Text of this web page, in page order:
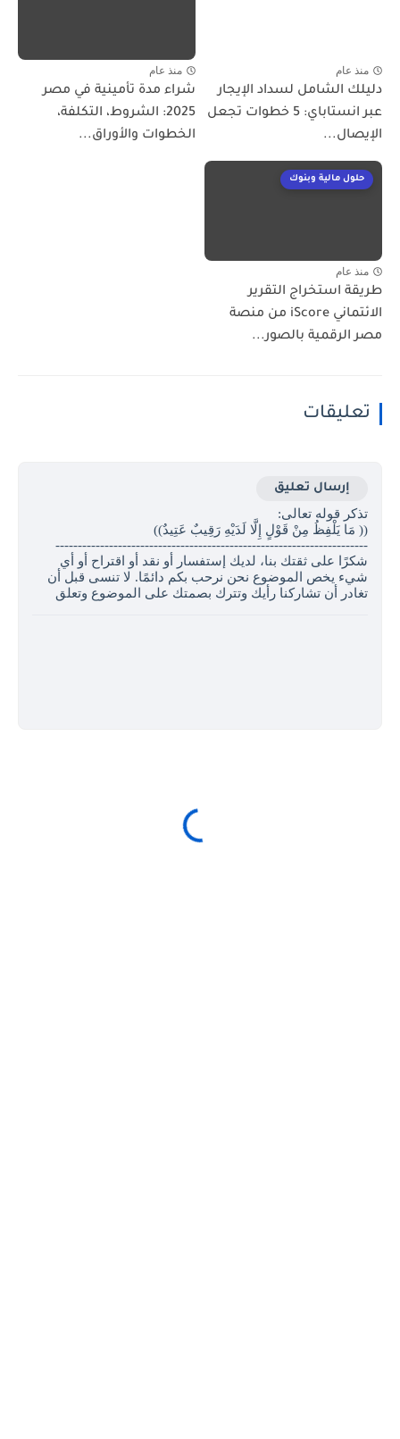
منذ عام
دليلك الشامل لسداد الإيجار
عبر انستاباي: 5 خطوات تجعل
الإيصال...
منذ عام
شراء مدة تأمينية في مصر
2025: الشروط، التكلفة،
الخطوات والأوراق...
حلول مالية وبنوك
منذ عام
طريقة استخراج التقرير
الائتماني iScore من منصة
مصر الرقمية بالصور...
تعليقات
إرسال تعليق
تذكر قوله تعالى:
(( مَا يَلْفِظُ مِنْ قَوْلٍ إِلَّا لَدَيْهِ رَقِيبٌ عَتِيدٌ)) ‏
----------------------------------------------------------------------
شكرًا على ثقتك بنا، لديك إستفسار أو نقد أو اقتراح أو أي
شيء يخص الموضوع نحن نرحب بكم دائمًا. لا تنسى قبل أن
تغادر أن تشاركنا رأيك وتترك بصمتك على الموضوع وتعلق